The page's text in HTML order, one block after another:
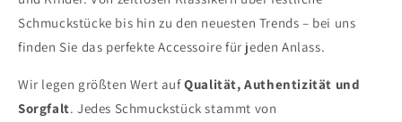
Schmuckstücke bis hin zu den neuesten Trends – bei uns
finden Sie das perfekte Accessoire für jeden Anlass.
Wir legen größten Wert aufQualität, Authentizität und
Sorgfalt. Jedes Schmuckstück stammt von